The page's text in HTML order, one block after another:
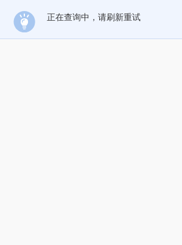
正在查询中，请刷新重试